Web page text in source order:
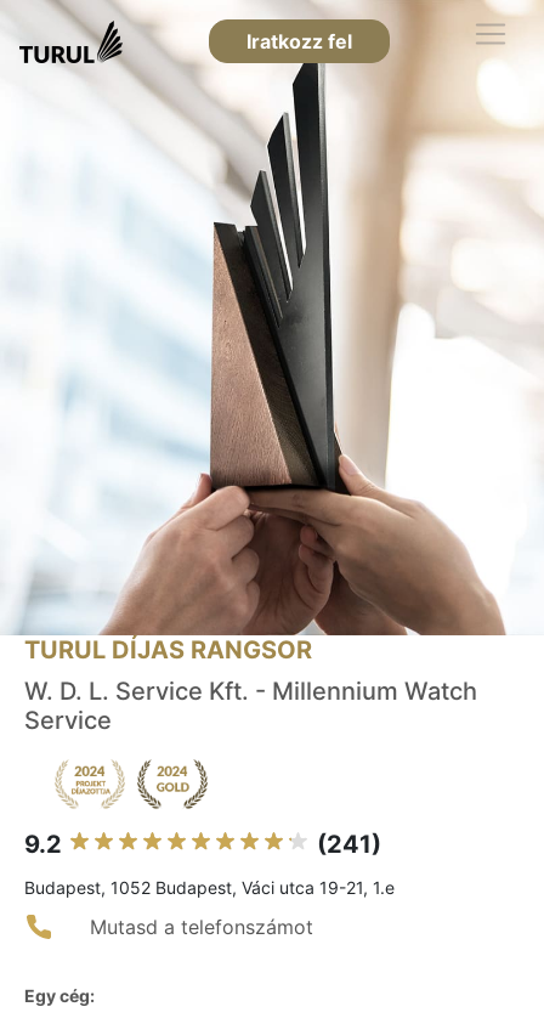
Iratkozz fel
TURUL DÍJAS RANGSOR
W. D. L. Service Kft. - Millennium Watch
Service
9.2 (241)
Budapest, 1052 Budapest, Váci utca 19-21, 1.e
Mutasd a telefonszámot
Egy cég: